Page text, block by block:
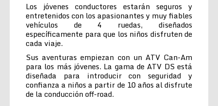
Los jóvenes conductores estarán seguros y
entretenidos con los apasionantes y muy fiables
vehículos de 4 ruedas, diseñados
específicamente para que los niños disfruten de
cada viaje.
Sus aventuras empiezan con un ATV Can-Am
para los más jóvenes. La gama de ATV DS está
diseñada para introducir con seguridad y
confianza a niños a partir de 10 años al disfrute
de la conducción off-road.